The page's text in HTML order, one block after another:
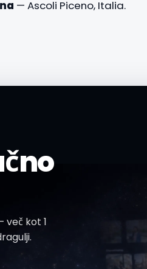
— Ascoli Piceno, Italia.
več kot 1